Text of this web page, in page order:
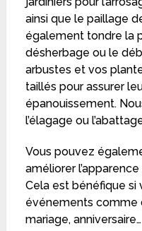
ainsi que le paillage
également tondre la
désherbage ou le
arbustes et vos
taillés pour assurer
épanouissement.
l’élagage ou
Vous pouvez
améliorer
Cela est bénéfique si
événements comme
mariage, anniversaire…